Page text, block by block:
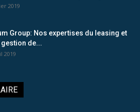
2019
Group: Nos expertises du leasing et
gestion de...
2019